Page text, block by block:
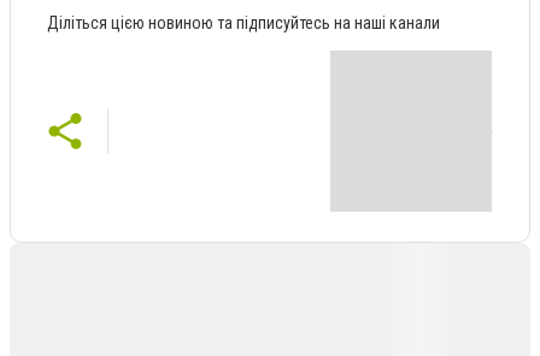
Діліться цією новиною та підписуйтесь на наші канали